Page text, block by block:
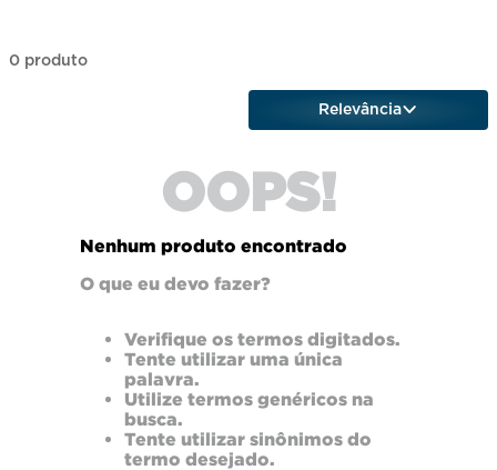
0 produto
Relevância
OOPS!
Nenhum produto encontrado
O que eu devo fazer?
Verifique os termos digitados.
Tente utilizar uma única
palavra.
Utilize termos genéricos na
busca.
Tente utilizar sinônimos do
termo desejado.